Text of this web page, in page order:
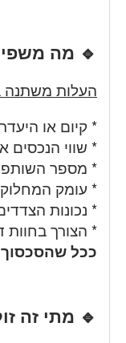
🔹 מה
העלות
* קיום או
* שווי הנכסים
* מספר
* עומק
* נכונות
* הצורך
ככל שהסכסוך
🔹 מתי זה